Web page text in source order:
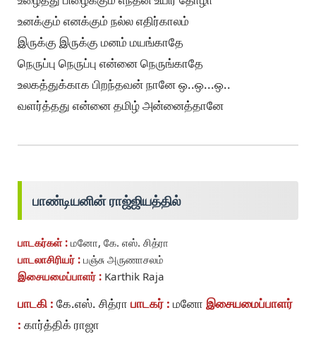
உனக்கும் எனக்கும் நல்ல எதிர்காலம்
இருக்கு இருக்கு மனம் மயங்காதே
நெருப்பு நெருப்பு என்னை நெருங்காதே
உலகத்துக்காக பிறந்தவன் நானே ஒ..ஒ...ஒ..
வளர்த்தது என்னை தமிழ் அன்னைத்தானே
பாண்டியனின் ராஜ்ஜியத்தில்
பாடகர்கள் : மனோ, கே. எஸ். சித்ரா
பாடலாசிரியர் : பஞ்சு அருணாசலம்
இசையமைப்பாளர் : Karthik Raja
பாடகி : கே.எஸ். சித்ரா பாடகர் : மனோ இசையமைப்பாளர்
: கார்த்திக் ராஜா